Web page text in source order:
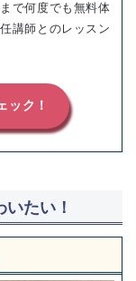
で何度でも無料体
講師とのレッスン
ック！
たい！